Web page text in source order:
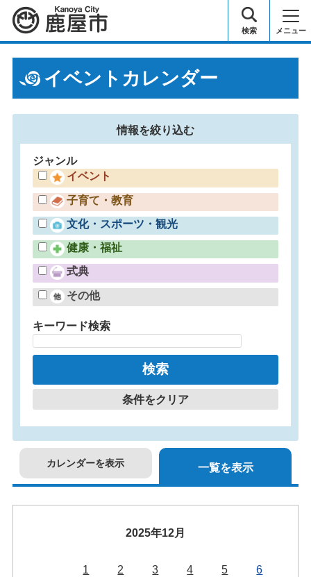
鹿屋市 検索 メニュー
イベントカレンダー
情報を絞り込む
ジャンル
イベント
子育て・教育
文化・スポーツ・観光
健康・福祉
式典
その他
キーワード検索
条件をクリア
カレンダーを表示 一覧を表示
2025年12月
1 2 3 4 5 6